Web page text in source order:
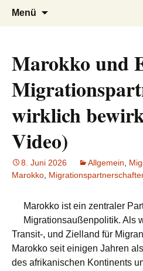
AFRICA live
Seit 1998: Aktuelles
zu Afrika
Menü
Marokko und
wirklich
Video)
8. Juni 2026 Allgemein
Marokko
Marokko ist ein zentraler
Migrationsaußenpolitik. Als
Transit-, und Zielland für
Marokko seit einigen Jahren
des afrikanischen Kontinents